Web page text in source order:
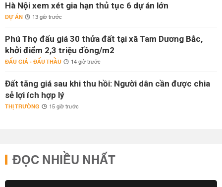
Hà Nội xem xét gia hạn thủ tục 6 dự án lớn
DỰ ÁN 13 giờ trước
Phú Thọ đấu giá 30 thửa đất tại xã Tam Dương Bắc,
khởi điểm 2,3 triệu đồng/m2
ĐẤU GIÁ - ĐẤU THẦU 14 giờ trước
Đất tăng giá sau khi thu hồi: Người dân cần được chia
sẻ lợi ích hợp lý
THỊ TRƯỜNG 15 giờ trước
ĐỌC NHIỀU NHẤT